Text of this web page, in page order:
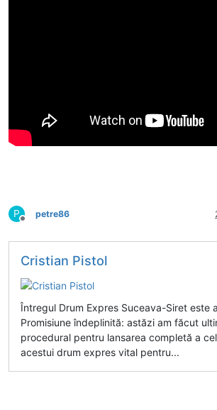
P
Deconectat
petre86
Cristian Pistol
Întregul Drum Expres Suceava-Siret este
Promisiune îndeplinită: astăzi am făcut
procedural pentru lansarea completă a
acestui drum expres vital pentru...